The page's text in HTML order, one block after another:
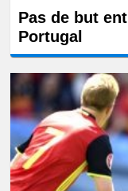
Pas de but
Portugal